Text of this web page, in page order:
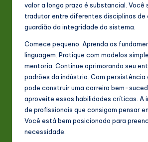
valor a longo prazo é substancial. Você
tradutor entre diferentes disciplinas de
guardião da integridade do sistema.
Comece pequeno. Aprenda os
linguagem. Pratique com modelos
mentoria. Continue aprimorando seu
padrões da indústria. Com persistência
pode construir uma carreira bem-
aproveite essas habilidades críticas. A
de profissionais que consigam pensar
Você está bem posicionado para
necessidade.